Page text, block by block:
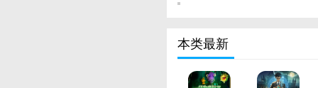
本类最新